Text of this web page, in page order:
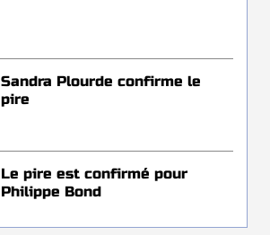
Sandra Plourde confirme le
pire
Le pire est confirmé pour
Philippe Bond